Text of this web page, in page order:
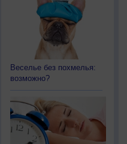
Веселье без похмелья:
возможно?